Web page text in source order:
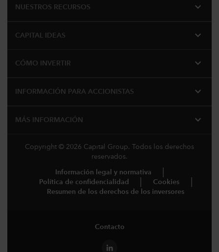
NUESTROS RECURSOS expand_more
CAPITAL IDEAS expand_more
CÓMO INVERTIR expand_more
INFORMACIÓN PARA ACCIONISTAS expand_more
MÁS INFORMACIÓN expand_more
Copyright © 2026 Capital Group. Todos los derechos
reservados.
Información legal y normativa
Política de confidencialidad
Cookies
Resumen de los derechos de los inversores
Contacto